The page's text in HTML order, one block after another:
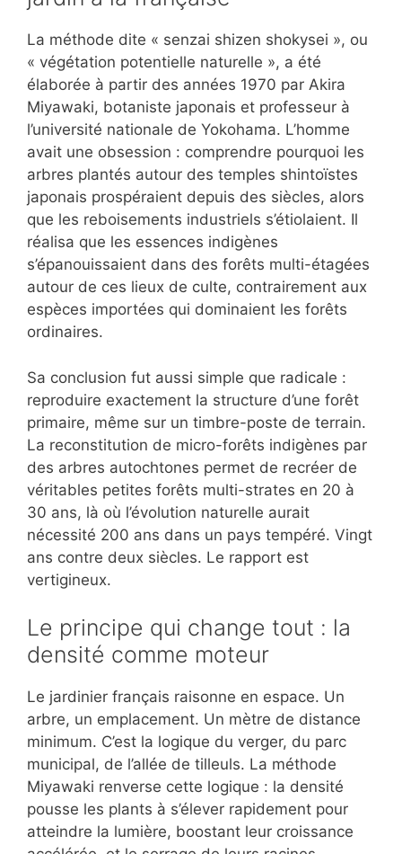
La méthode dite « senzai shizen shokysei », ou
« végétation potentielle naturelle », a été
élaborée à partir des années 1970 par Akira
Miyawaki, botaniste japonais et professeur à
l’université nationale de Yokohama. L’homme
avait une obsession : comprendre pourquoi les
arbres plantés autour des temples shintoïstes
japonais prospéraient depuis des siècles, alors
que les reboisements industriels s’étiolaient. Il
réalisa que les essences indigènes
s’épanouissaient dans des forêts multi-étagées
autour de ces lieux de culte, contrairement aux
espèces importées qui dominaient les forêts
ordinaires.
Sa conclusion fut aussi simple que radicale :
reproduire exactement la structure d’une forêt
primaire, même sur un timbre-poste de terrain.
La reconstitution de micro-forêts indigènes par
des arbres autochtones permet de recréer de
véritables petites forêts multi-strates en 20 à
30 ans, là où l’évolution naturelle aurait
nécessité 200 ans dans un pays tempéré. Vingt
ans contre deux siècles. Le rapport est
vertigineux.
Le principe qui change tout : la
densité comme moteur
Le jardinier français raisonne en espace. Un
arbre, un emplacement. Un mètre de distance
minimum. C’est la logique du verger, du parc
municipal, de l’allée de tilleuls. La méthode
Miyawaki renverse cette logique : la densité
pousse les plants à s’élever rapidement pour
atteindre la lumière, boostant leur croissance